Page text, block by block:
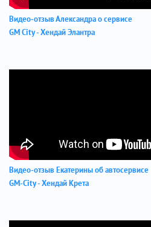
Видео-отзыв Александра о сервисе
GM City - Хендай Элантра
Видео-отзыв Екатерины об автосервисе
GM-City - Хендай Крета